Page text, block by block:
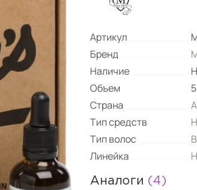
Артикул
Бренд
Наличие
Объем
Страна
Тип средств
Тип волос
Линейка
Аналоги (4)